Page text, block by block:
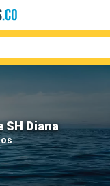
Diana